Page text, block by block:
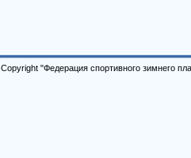
Copyright "Федерация спортивного зимнего